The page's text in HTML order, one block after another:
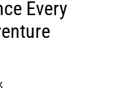
Every